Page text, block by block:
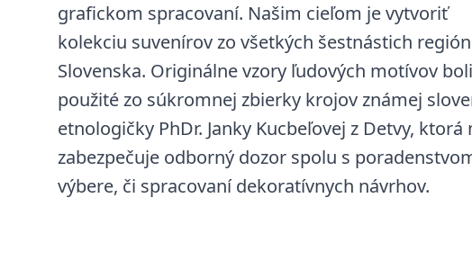
grafickom spracovaní. Našim cieľom je vytvoriť
kolekciu suvenírov zo všetkých šestnástich
Slovenska. Originálne vzory ľudových motívov boli
použité zo súkromnej zbierky krojov známej
etnologičky PhDr. Janky Kucbeľovej z Detvy, ktorá
zabezpečuje odborný dozor spolu s
výbere, či spracovaní dekoratívnych návrhov.